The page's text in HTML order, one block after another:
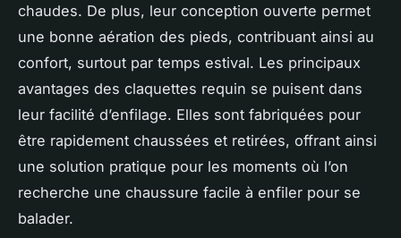
chaudes. De plus, leur conception ouverte permet
une bonne aération des pieds, contribuant ainsi au
confort, surtout par temps estival. Les principaux
avantages des claquettes requin se puisent dans
leur facilité d’enfilage. Elles sont fabriquées pour
être rapidement chaussées et retirées, offrant ainsi
une solution pratique pour les moments où l’on
recherche une chaussure facile à enfiler pour se
balader.